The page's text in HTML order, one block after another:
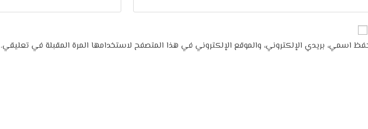
اسمي، بريدي الإلكتروني، والموقع الإلكتروني في هذا المتصفح لاستخدامها المرة المقبلة في تعليقي.